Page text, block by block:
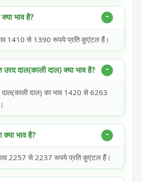
भाव है?
1410 से 1390 रूपये प्रति कुएंटल हैं।
उरद दाल(काली दाल) क्या भाव है?
दाल) का भाव 1420 से 6263
क्या भाव है?
2257 से 2237 रूपये प्रति कुएंटल हैं।